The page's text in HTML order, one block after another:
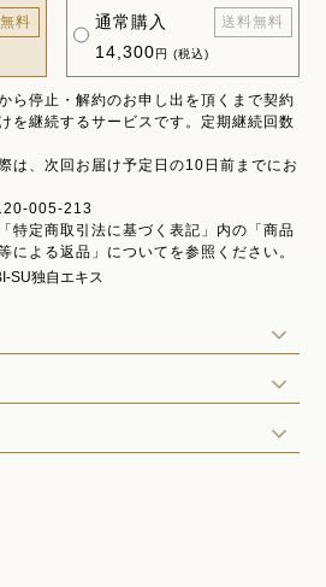
料 通常購入 送料無料
14,300円 (税込)
ら停止・解約のお申し出を頂くまで契約
を継続するサービスです。定期継続回数
は、次回お届け予定日の10日前までにお
005-213
特定商取引法に基づく表記」内の「商品
による返品」についてを参照ください。
SU独自エキス